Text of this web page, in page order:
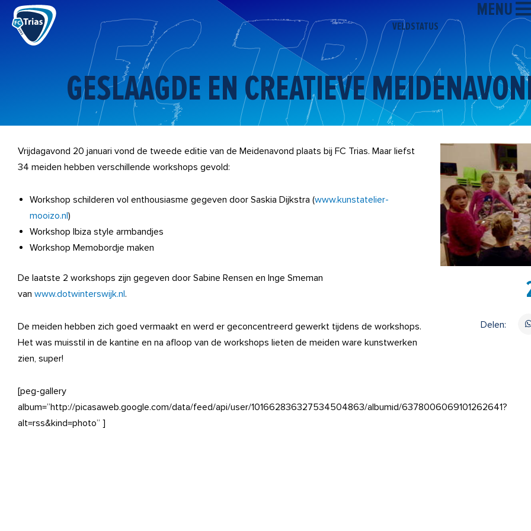
naar
VELDSTATUS
MENU
GESLAAGDE EN CREATIEVE
Vrijdagavond 20 januari vond de tweede editie van de Meidenavond plaats bij FC Trias. Maar liefst
34 meiden hebben verschillende workshops gevold:
Workshop schilderen vol enthousiasme gegeven door Saskia Dijkstra (www.kunstatelier-
mooizo.nl)
Workshop Ibiza style armbandjes
Workshop Memobordje maken
De laatste 2 workshops zijn gegeven door Sabine Rensen en Inge Smeman
van www.dotwinterswijk.nl.
De meiden hebben zich goed vermaakt en werd er geconcentreerd gewerkt tijdens de workshops.
Het was muisstil in de kantine en na afloop van de workshops lieten de meiden ware kunstwerken
zien, super!
[peg-gallery
album=”http://picasaweb.google.com/data/feed/api/user/101662836327534504863/albumid/6378006069101262641?
alt=rss&kind=photo” ]
Delen: